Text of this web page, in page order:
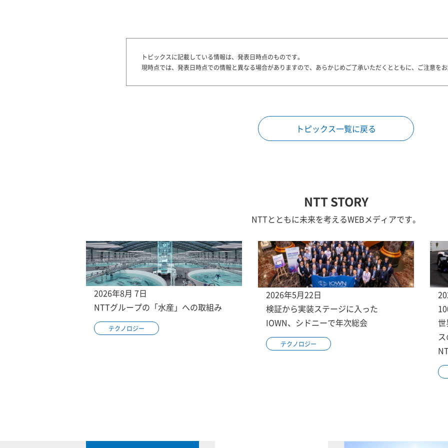
トピックスに記載している情報は、発表日時点のものです。
現時点では、発表日時点での情報と異なる場合がありますので、あらかじめご了承いただくとともに、ご注意をお
トピックス一覧に戻る
NTT STORY
NTTとともに未来を考えるWEBメディアです。
2026年8月 7日
NTTグループの「水産」への取組み
テクノロジー
2026年5月22日
検証から実装ステージに入った
IOWN、シドニーで年次総会
テクノロジー